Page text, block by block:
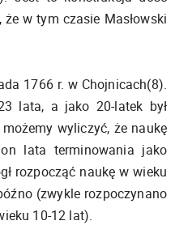
w tym czasie Masłowski
1766 r. w Chojnicach(8).
lata, a jako 20-latek był
wyliczyć, że naukę
lata terminowania jako
rozpocząć naukę w wieku
(zwykle rozpoczynano
10-12 lat).